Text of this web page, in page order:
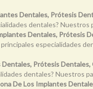
Dentales, Prótesis
dentales?
Dentales, Prótesis
especialidades
Prótesis
dentales? Nuestros
De Los Implantes